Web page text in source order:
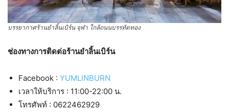
บรรยากาศร้านยำลิ้นเบิร์น จุฬา ใกล้ถนนบรรทัดทอง
ช่องทางการติดต่อร้านยำลิ้นเบิร์น
Facebook : YUMLINBURN
เวลาให้บริการ : 11:00-22:00 น.
โทรศัพท์ : 0622462929